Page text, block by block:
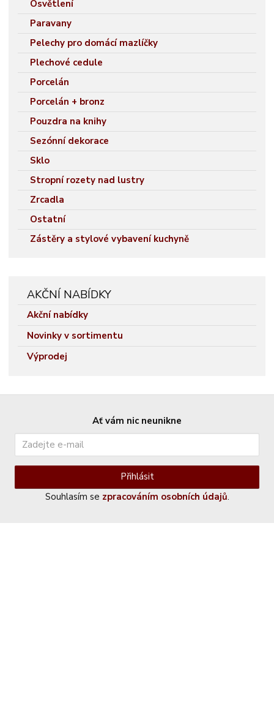
Osvětlení
Paravany
Pelechy pro domácí mazlíčky
Plechové cedule
Porcelán
Porcelán + bronz
Pouzdra na knihy
Sezónní dekorace
Sklo
Stropní rozety nad lustry
Zrcadla
Ostatní
Zástěry a stylové vybavení kuchyně
AKČNÍ NABÍDKY
Akční nabídky
Novinky v sortimentu
Výprodej
Ať vám nic neunikne
Přihlásit
Souhlasím se zpracováním osobních údajů.